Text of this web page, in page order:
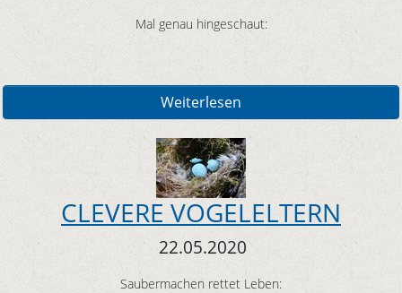
Mal genau hingeschaut:
Weiterlesen
CLEVERE VOGELELTERN
22.05.2020
Saubermachen rettet Leben: